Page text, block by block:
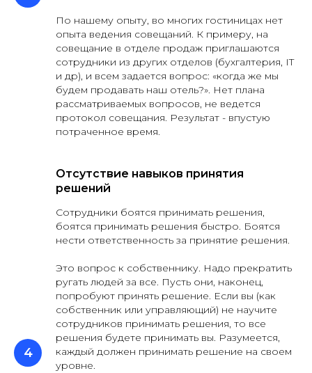
По нашему опыту, во многих гостиницах нет
опыта ведения совещаний. К примеру, на
совещание в отделе продаж приглашаются
сотрудники из других отделов (бухгалтерия, IT
и др), и всем задается вопрос: «когда же мы
будем продавать наш отель?». Нет плана
рассматриваемых вопросов, не ведется
протокол совещания. Результат - впустую
потраченное время.
Отсутствие навыков принятия
решений
Сотрудники боятся принимать решения,
боятся принимать решения быстро. Боятся
нести ответственность за принятие решения.
Это вопрос к собственнику. Надо прекратить
ругать людей за все. Пусть они, наконец,
попробуют принять решение. Если вы (как
собственник или управляющий) не научите
сотрудников принимать решения, то все
решения будете принимать вы. Разумеется,
каждый должен принимать решение на своем
уровне.